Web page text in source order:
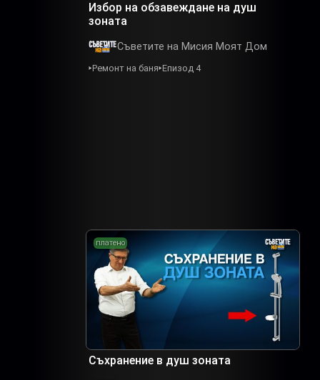
Избор на обзавеждане на душ
зоната
Съветите на Мисия Моят Дом
Ремонт на баня Епизод 4
платено
Съхранение в душ зоната